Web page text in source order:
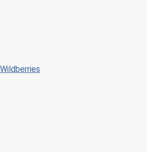
Wildberries